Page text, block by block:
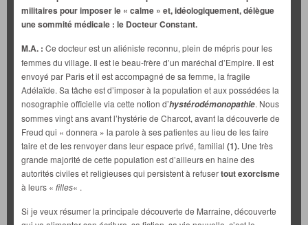
militaires pour imposer le « calme » et, idéologiquement, délègue
une sommité médicale : le Docteur Constant.
M.A. : Ce docteur est un aliéniste reconnu, plein de mépris pour les
femmes du village. Il est le beau-frère d’un maréchal d’Empire. Il est
envoyé par Paris et il est accompagné de sa femme, la fragile
Adélaïde. Sa tâche est d’imposer à la population et aux possédées la
nosographie officielle via cette notion d’hystérodémonopathie. Nous
sommes vingt ans avant l’hystérie de Charcot, avant la découverte de
Freud qui « donnera » la parole à ses patientes au lieu de les faire
taire et de les renvoyer dans leur espace privé, familial (1). Une très
grande majorité de cette population est d’ailleurs en haine des
autorités civiles et religieuses qui persistent à refusertout exorcisme
à leurs « filles« .
Si je veux résumer la principale découverte de Marraine, découverte